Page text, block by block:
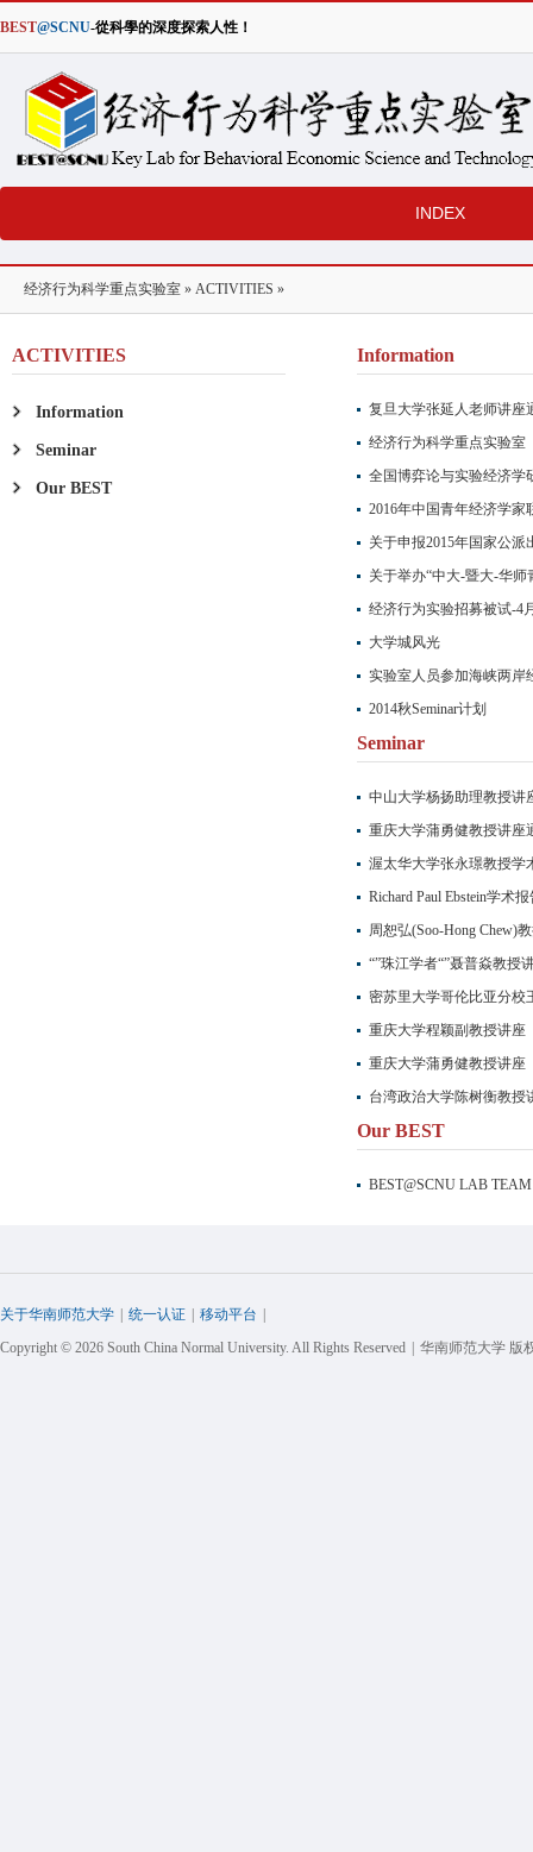
BEST@SCNU-從科學的深度探索人性！
INDEX
经济行为科学重点实验室 » ACTIVITIES »
ACTIVITIES
Information
Seminar
Our BEST
Information
复旦大学张延人老师讲座
经济行为科学重点实验室
全国博弈论与实验经济学
2016年中国青年经济学家
关于申报2015年国家公
关于举办“中大-暨大-华
经济行为实验招募被试-4
大学城风光
实验室人员参加海峡两岸
2014秋Seminar计划
Seminar
中山大学杨扬助理教授讲
重庆大学蒲勇健教授讲座
渥太华大学张永璟教授学
Richard Paul Ebstein学术
周恕弘(Soo-Hong Chew)
“”珠江学者“”聂普焱教授
密苏里大学哥伦比亚分校
重庆大学程颖副教授讲座
重庆大学蒲勇健教授讲座
台湾政治大学陈树衡教授
Our BEST
BEST@SCNU LAB TEAM
关于华南师范大学 统一认证 移动平台
Copyright © 2026 South China Normal University. All Rights Reserved
华南师范大学 版